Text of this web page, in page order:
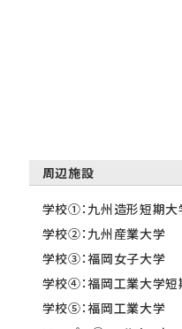
周辺施設
学校①：九州造形短期
学校②：九州産業大学
学校③：福岡女子大学
学校④：福岡工業大学
学校⑤：福岡工業大学